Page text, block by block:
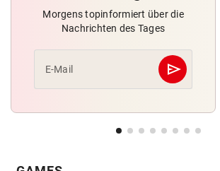
Morgens topinformiert über die
Nachrichten des Tages
E-Mail send
Abschicken